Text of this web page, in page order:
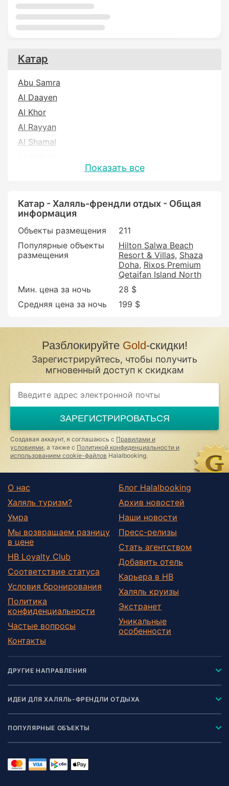
Катар
Abu Samra
Al Daayen
Al Khor
Al Rayyan
Al Shamal
Показать все
Катар - Халяль-френдли отдых - Общая
информация
Объекты размещения
211
Популярные объекты
размещения
Hilton Salwa Beach
Resort & Villas Shaza
Doha Rixos Premium
Qetaifan Island North
Мин. цена за ночь
28 $
Средняя цена за ночь
199 $
Разблокируйте Gold-скидки!
Зарегистрируйтесь, чтобы получить
мгновенный доступ к скидкам
ЗАРЕГИСТРИРОВАТЬСЯ
Создавая аккаунт, я соглашаюсь с Правилами и
условиями , а также с Политикой конфиденциальности и
использованием cookie-файлов Halalbooking.
О нас
Халяль туризм?
Умра
Мы возвращаем разницу
в цене
HB Loyalty Club
Соответствие статуса
Условия бронирования
Политика
конфиденциальности
Частые вопросы
Контакты
Блог Halalbooking
Архив новостей
Наши новости
Пресс-релизы
Стать агентством
Добавить отель
Карьера в HB
Халяль круизы
Экстранет
Уникальные
особенности
ДРУГИЕ НАПРАВЛЕНИЯ
ИДЕИ ДЛЯ ХАЛЯЛЬ-ФРЕНДЛИ ОТДЫХА
ПОПУЛЯРНЫЕ ОБЪЕКТЫ